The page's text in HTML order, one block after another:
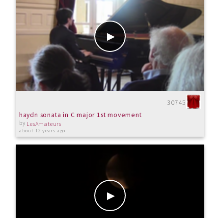
30745
haydn sonata in C major 1st movement
by LesAmateurs
about 12 years ago